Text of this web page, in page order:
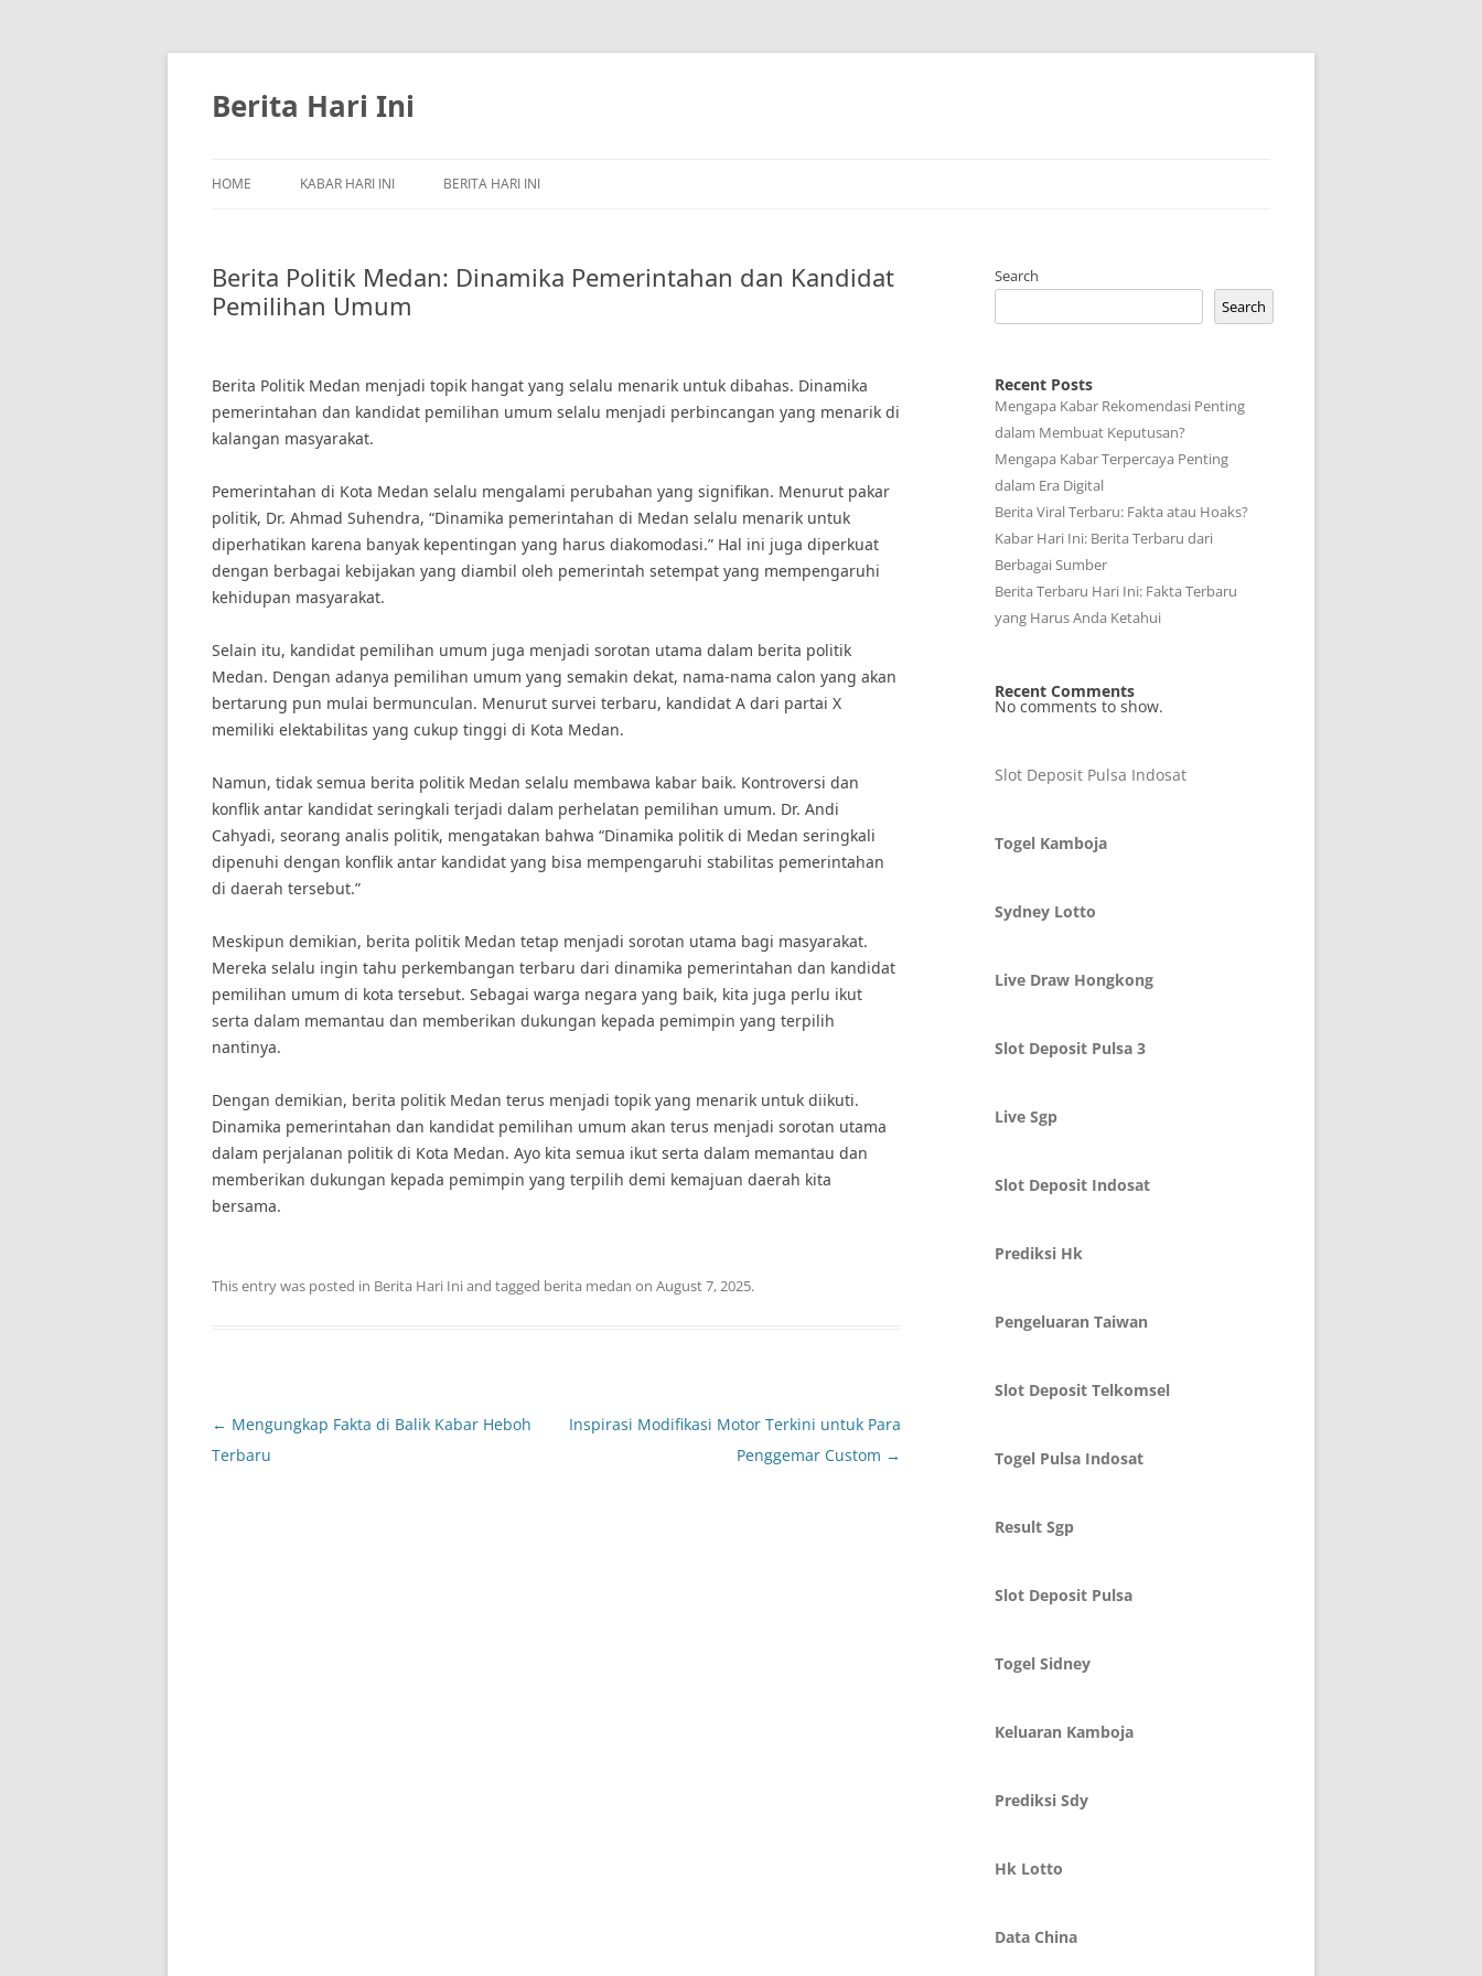
Skip
content
Berita Hari Ini
HOME KABAR HARI INI BERITA HARI INI
Berita Politik Medan: Dinamika Pemerintahan dan Kandidat
Pemilihan Umum
Berita Politik Medan menjadi topik hangat yang selalu menarik untuk dibahas. Dinamika
pemerintahan dan kandidat pemilihan umum selalu menjadi perbincangan yang menarik di
kalangan masyarakat.
Pemerintahan di Kota Medan selalu mengalami perubahan yang signifikan. Menurut pakar
politik, Dr. Ahmad Suhendra, “Dinamika pemerintahan di Medan selalu menarik untuk
diperhatikan karena banyak kepentingan yang harus diakomodasi.” Hal ini juga diperkuat
dengan berbagai kebijakan yang diambil oleh pemerintah setempat yang mempengaruhi
kehidupan masyarakat.
Selain itu, kandidat pemilihan umum juga menjadi sorotan utama dalam berita politik
Medan. Dengan adanya pemilihan umum yang semakin dekat, nama-nama calon yang akan
bertarung pun mulai bermunculan. Menurut survei terbaru, kandidat A dari partai X
memiliki elektabilitas yang cukup tinggi di Kota Medan.
Namun, tidak semua berita politik Medan selalu membawa kabar baik. Kontroversi dan
konflik antar kandidat seringkali terjadi dalam perhelatan pemilihan umum. Dr. Andi
Cahyadi, seorang analis politik, mengatakan bahwa “Dinamika politik di Medan seringkali
dipenuhi dengan konflik antar kandidat yang bisa mempengaruhi stabilitas pemerintahan
di daerah tersebut.”
Meskipun demikian, berita politik Medan tetap menjadi sorotan utama bagi masyarakat.
Mereka selalu ingin tahu perkembangan terbaru dari dinamika pemerintahan dan kandidat
pemilihan umum di kota tersebut. Sebagai warga negara yang baik, kita juga perlu ikut
serta dalam memantau dan memberikan dukungan kepada pemimpin yang terpilih
nantinya.
Dengan demikian, berita politik Medan terus menjadi topik yang menarik untuk diikuti.
Dinamika pemerintahan dan kandidat pemilihan umum akan terus menjadi sorotan utama
dalam perjalanan politik di Kota Medan. Ayo kita semua ikut serta dalam memantau dan
memberikan dukungan kepada pemimpin yang terpilih demi kemajuan daerah kita
bersama.
This entry was posted in Berita Hari Iniand tagged berita medan on August 7, 2025.
Post
navigation
← Mengungkap Fakta di Balik Kabar Heboh
Terbaru
Inspirasi Modifikasi Motor Terkini untuk Para
Penggemar Custom →
Search
Search
Recent Posts
Mengapa Kabar Rekomendasi Penting
dalam Membuat Keputusan?
Mengapa Kabar Terpercaya Penting
dalam Era Digital
Berita Viral Terbaru: Fakta atau Hoaks?
Kabar Hari Ini: Berita Terbaru dari
Berbagai Sumber
Berita Terbaru Hari Ini: Fakta Terbaru
yang Harus Anda Ketahui
Recent Comments
No comments to show.
Slot Deposit Pulsa Indosat
Togel Kamboja
Sydney Lotto
Live Draw Hongkong
Slot Deposit Pulsa 3
Live Sgp
Slot Deposit Indosat
Prediksi Hk
Pengeluaran Taiwan
Slot Deposit Telkomsel
Togel Pulsa Indosat
Result Sgp
Slot Deposit Pulsa
Togel Sidney
Keluaran Kamboja
Prediksi Sdy
Hk Lotto
Data China